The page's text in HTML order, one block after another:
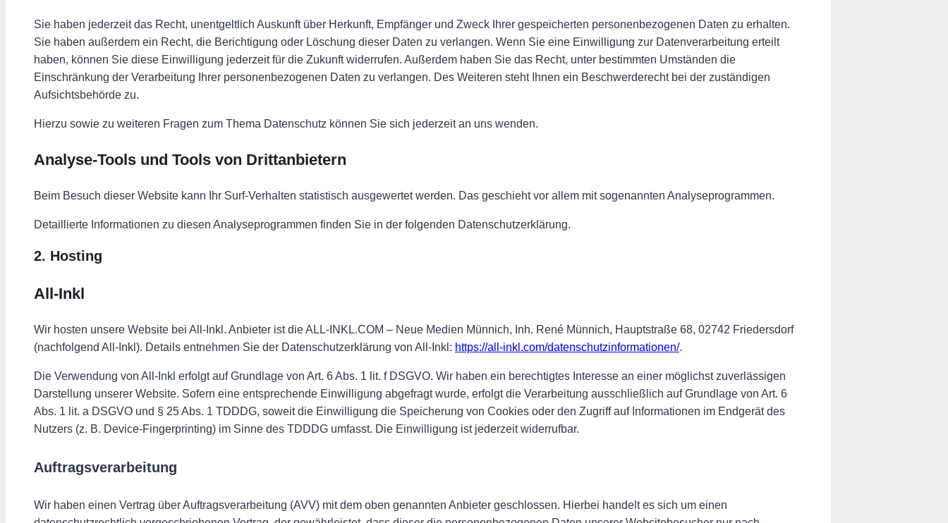
Sie haben jederzeit das Recht, unentgeltlich Auskunft über Herkunft, Empfänger und Zweck Ihrer gespeicherten personenbezogenen Daten zu erhalten.
Sie haben außerdem ein Recht, die Berichtigung oder Löschung dieser Daten zu verlangen. Wenn Sie eine Einwilligung zur Datenverarbeitung erteilt
haben, können Sie diese Einwilligung jederzeit für die Zukunft widerrufen. Außerdem haben Sie das Recht, unter bestimmten Umständen die
Einschränkung der Verarbeitung Ihrer personenbezogenen Daten zu verlangen. Des Weiteren steht Ihnen ein Beschwerderecht bei der zuständigen
Aufsichtsbehörde zu.
Hierzu sowie zu weiteren Fragen zum Thema Datenschutz können Sie sich jederzeit an uns wenden.
Analyse-Tools und Tools von Dritt­anbietern
Beim Besuch dieser Website kann Ihr Surf-Verhalten statistisch ausgewertet werden. Das geschieht vor allem mit sogenannten Analyseprogrammen.
Detaillierte Informationen zu diesen Analyseprogrammen finden Sie in der folgenden Datenschutzerklärung.
2. Hosting
All-Inkl
Wir hosten unsere Website bei All-Inkl. Anbieter ist die ALL-INKL.COM – Neue Medien Münnich, Inh. René Münnich, Hauptstraße 68, 02742 Friedersdorf
(nachfolgend All-Inkl). Details entnehmen Sie der Datenschutzerklärung von All-Inkl: https://all-inkl.com/datenschutzinformationen/.
Die Verwendung von All-Inkl erfolgt auf Grundlage von Art. 6 Abs. 1 lit. f DSGVO. Wir haben ein berechtigtes Interesse an einer möglichst zuverlässigen
Darstellung unserer Website. Sofern eine entsprechende Einwilligung abgefragt wurde, erfolgt die Verarbeitung ausschließlich auf Grundlage von Art. 6
Abs. 1 lit. a DSGVO und § 25 Abs. 1 TDDDG, soweit die Einwilligung die Speicherung von Cookies oder den Zugriff auf Informationen im Endgerät des
Nutzers (z. B. Device-Fingerprinting) im Sinne des TDDDG umfasst. Die Einwilligung ist jederzeit widerrufbar.
Auftragsverarbeitung
Wir haben einen Vertrag über Auftragsverarbeitung (AVV) mit dem oben genannten Anbieter geschlossen. Hierbei handelt es sich um einen